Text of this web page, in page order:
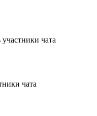
чата
чата